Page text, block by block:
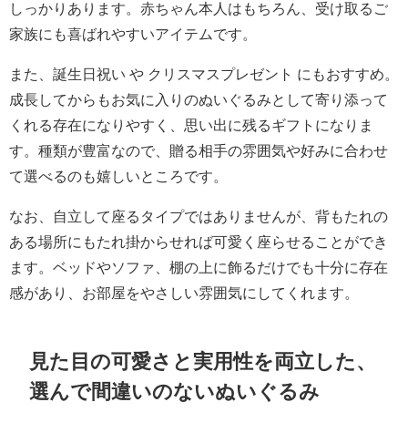
しっかりあります。赤ちゃん本人はもちろん、受け取るご
家族にも喜ばれやすいアイテムです。
また、誕生日祝い や クリスマスプレゼント にもおすすめ。
成長してからもお気に入りのぬいぐるみとして寄り添って
くれる存在になりやすく、思い出に残るギフトになりま
す。種類が豊富なので、贈る相手の雰囲気や好みに合わせ
て選べるのも嬉しいところです。
なお、自立して座るタイプではありませんが、背もたれの
ある場所にもたれ掛からせれば可愛く座らせることができ
ます。ベッドやソファ、棚の上に飾るだけでも十分に存在
感があり、お部屋をやさしい雰囲気にしてくれます。
見た目の可愛さと実用性を両立した、
選んで間違いのないぬいぐるみ